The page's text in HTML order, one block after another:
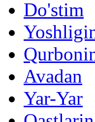
Do'stim
Avadan
Yar-Yar